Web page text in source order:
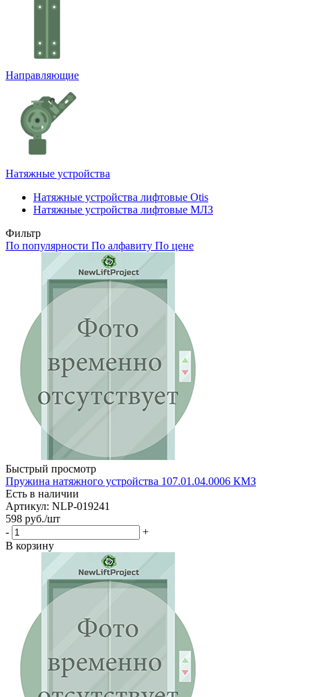
Направляющие
Натяжные устройства
Натяжные устройства лифтовые Otis
Натяжные устройства лифтовые МЛЗ
Фильтр
По популярности По алфавиту По цене
Быстрый просмотр
Пружина натяжного устройства 107.01.04.0006 КМЗ
Есть в наличии
Артикул: NLP-019241
598 руб./шт
-
+
В корзину